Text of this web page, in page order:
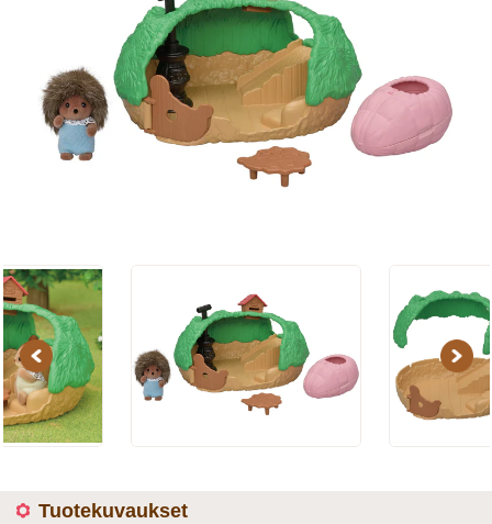
Previous Next
Tuotekuvaukset